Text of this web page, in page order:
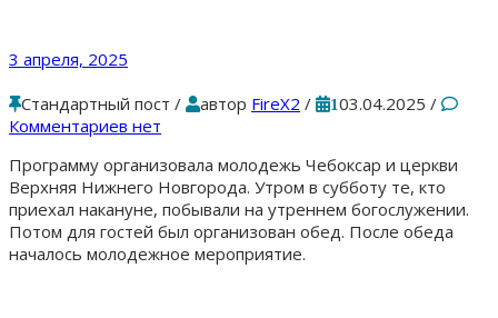
3 апреля, 2025
Стандартный пост / автор FireX2 / 1 03.04.2025 /
Комментариев нет
Программу организовала молодежь Чебоксар и церкви
Верхняя Нижнего Новгорода. Утром в субботу те, кто
приехал накануне, побывали на утреннем богослужении.
Потом для гостей был организован обед. После обеда
началось молодежное мероприятие.